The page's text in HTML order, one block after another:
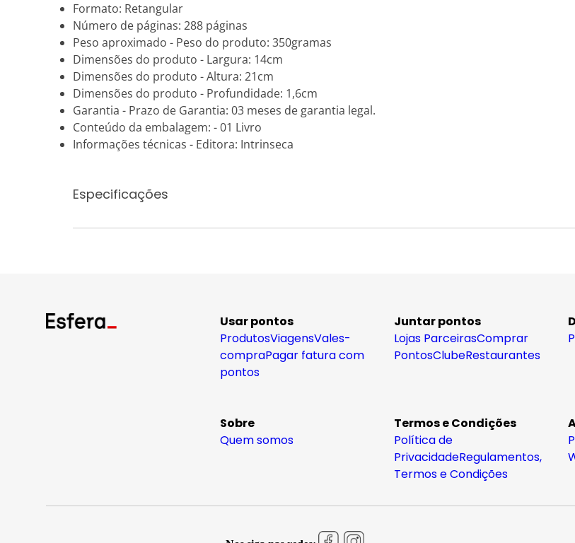
Formato: Retangular
Número de páginas: 288 páginas
Peso aproximado - Peso do produto: 350gramas
Dimensões do produto - Largura: 14cm
Dimensões do produto - Altura: 21cm
Dimensões do produto - Profundidade: 1,6cm
Garantia - Prazo de Garantia: 03 meses de garantia legal.
Conteúdo da embalagem: - 01 Livro
Informações técnicas - Editora: Intrinseca
Especificações
Usar pontos
ProdutosViagensVales-
compraPagar fatura com
pontos
Juntar pontos
Lojas ParceirasComprar
PontosClubeRestaurantes
Sobre
Quem somos
Termos e Condições
Política de
PrivacidadeRegulamentos,
Termos e Condições